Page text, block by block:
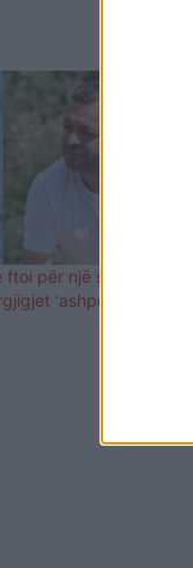
për një supë,
‘ashpër’: O